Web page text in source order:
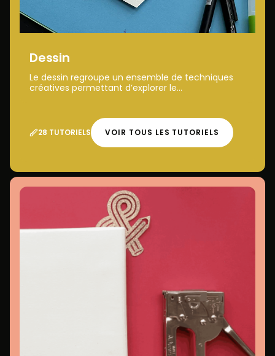
Dessin
Le dessin regroupe un ensemble de techniques
créatives permettant d’explorer le...
28 TUTORIELS VOIR TOUS LES TUTORIELS